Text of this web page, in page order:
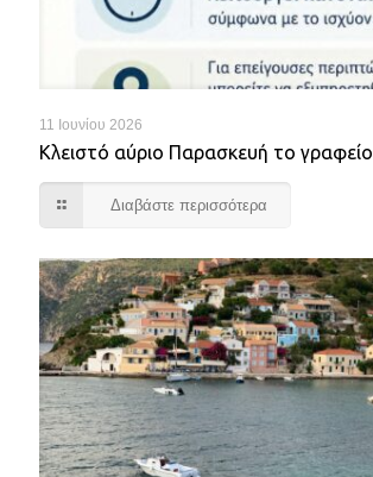
11 Ιουνίου 2026
Κλειστό αύριο Παρασκευή το γραφείο
Διαβάστε περισσότερα